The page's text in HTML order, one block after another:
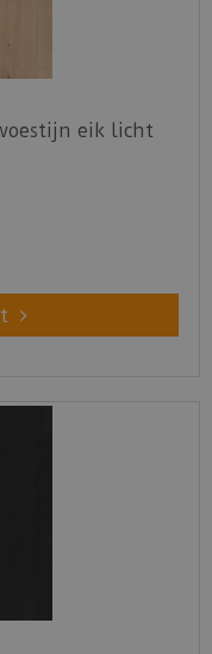
eik licht